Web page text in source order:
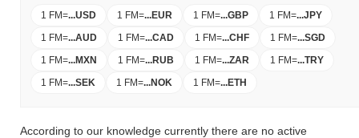
1 FM=...USD 1 FM=...EUR 1 FM=...GBP 1 FM=...JPY
1 FM=...AUD 1 FM=...CAD 1 FM=...CHF 1 FM=...SGD
1 FM=...MXN 1 FM=...RUB 1 FM=...ZAR 1 FM=...TRY
1 FM=...SEK 1 FM=...NOK 1 FM=...ETH
According to our knowledge currently there are no active